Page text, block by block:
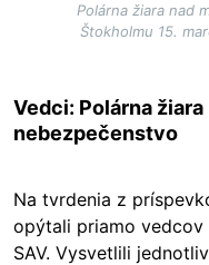
Polárna žiara nad
Štokholmu 15.
Vedci: Polárna
nebezpečenstvo
Na tvrdenia z
opýtali priamo vedcov
SAV. Vysvetlili